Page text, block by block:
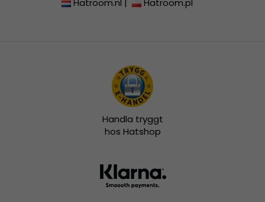
Hatroom.nl | Hatroom.pl
Handla tryggt
hos Hatshop